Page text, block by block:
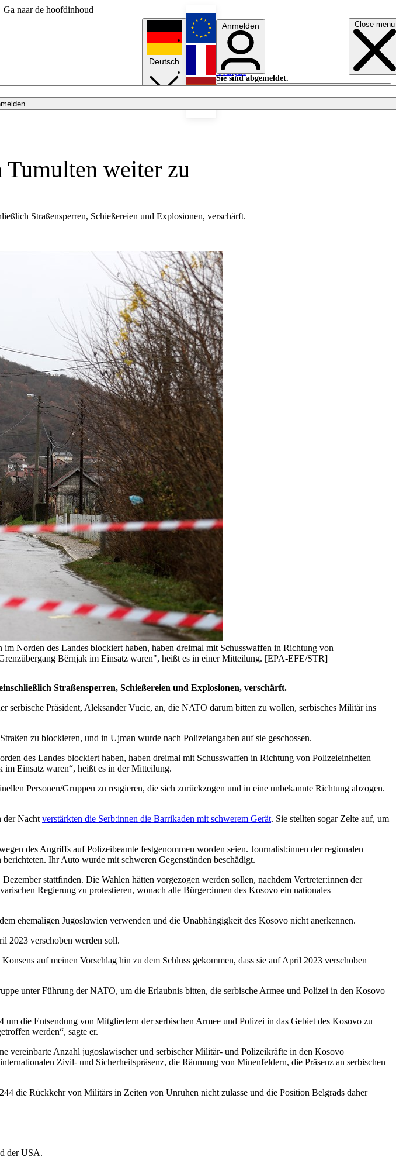
Ga naar de hoofdinhoud
Close menu
Deutsch
English
Français
Anmelden
Sie sind abgemeldet.
Anmelden
Licht aus
weiter zu
Straßensperren, Schießereien und Explosionen, verschärft.
Norden des Landes blockiert haben, haben dreimal mit Schusswaffen in Richtung von
Bërnjak im Einsatz waren", heißt es in einer Mitteilung. [EPA-EFE/STR]
Straßensperren, Schießereien und Explosionen, verschärft.
Präsident, Aleksander Vucic, an, die NATO darum bitten zu wollen, serbisches Militär ins
zu blockieren, und in Ujman wurde nach Polizeiangaben auf sie geschossen.
des Landes blockiert haben, haben dreimal mit Schusswaffen in Richtung von Polizeieinheiten
im Einsatz waren“, heißt es in der Mitteilung.
Personen/Gruppen zu reagieren, die sich zurückzogen und in eine unbekannte Richtung abzogen.
der Nacht verstärkten die Serb:innen die Barrikaden mit schwerem Gerät. Sie stellten sogar Zelte auf, um
des Angriffs auf Polizeibeamte festgenommen worden seien. Journalist:innen der regionalen
Ihr Auto wurde mit schweren Gegenständen beschädigt.
stattfinden. Die Wahlen hätten vorgezogen werden sollen, nachdem Vertreter:innen der
Regierung zu protestieren, wonach alle Bürger:innen des Kosovo ein nationales
ehemaligen Jugoslawien verwenden und die Unabhängigkeit des Kosovo nicht anerkennen.
2023 verschoben werden soll.
auf meinen Vorschlag hin zu dem Schluss gekommen, dass sie auf April 2023 verschoben
unter Führung der NATO, um die Erlaubnis bitten, die serbische Armee und Polizei in den Kosovo
die Entsendung von Mitgliedern der serbischen Armee und Polizei in das Gebiet des Kosovo zu
werden“, sagte er.
vereinbarte Anzahl jugoslawischer und serbischer Militär- und Polizeikräfte in den Kosovo
Zivil- und Sicherheitspräsenz, die Räumung von Minenfeldern, die Präsenz an serbischen
die Rückkehr von Militärs in Zeiten von Unruhen nicht zulasse und die Position Belgrads daher
der USA.